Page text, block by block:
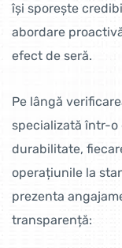
își sporește
abordare
efect de seră.
Pe lângă
specializată într-o
durabilitate,
operațiunile la
prezenta
transparență: